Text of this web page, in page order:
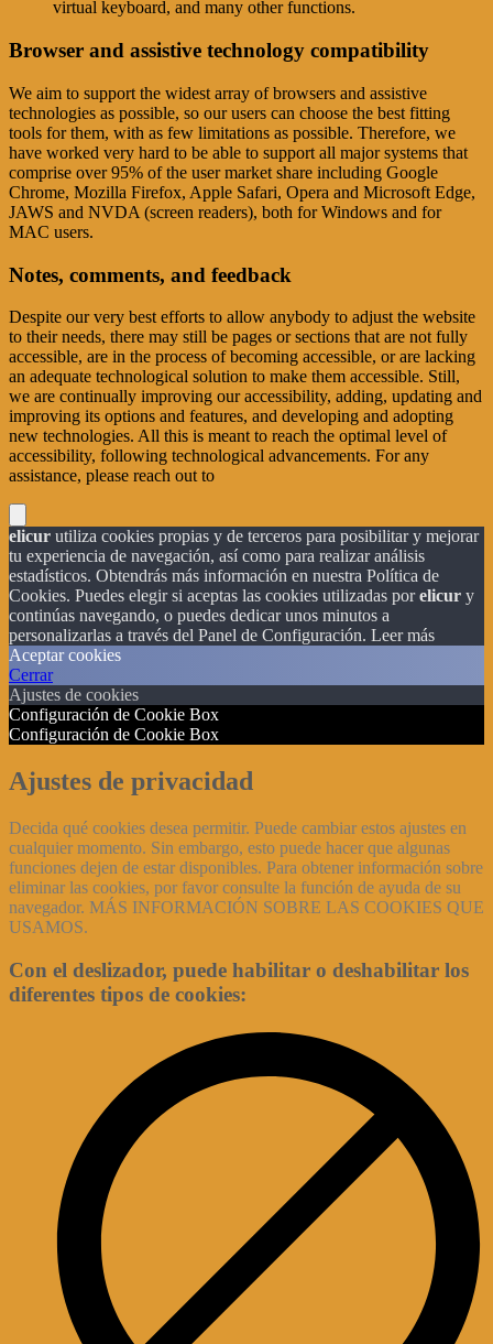
virtual keyboard, and many other functions.
Browser and assistive technology compatibility
We aim to support the widest array of browsers and assistive
technologies as possible, so our users can choose the best fitting
tools for them, with as few limitations as possible. Therefore, we
have worked very hard to be able to support all major systems that
comprise over 95% of the user market share including Google
Chrome, Mozilla Firefox, Apple Safari, Opera and Microsoft Edge,
JAWS and NVDA (screen readers), both for Windows and for
MAC users.
Notes, comments, and feedback
Despite our very best efforts to allow anybody to adjust the website
to their needs, there may still be pages or sections that are not fully
accessible, are in the process of becoming accessible, or are lacking
an adequate technological solution to make them accessible. Still,
we are continually improving our accessibility, adding, updating and
improving its options and features, and developing and adopting
new technologies. All this is meant to reach the optimal level of
accessibility, following technological advancements. For any
assistance, please reach out to
elicur utiliza cookies propias y de terceros para posibilitar y mejorar
tu experiencia de navegación, así como para realizar análisis
estadísticos. Obtendrás más información en nuestra Política de
Cookies. Puedes elegir si aceptas las cookies utilizadas porelicur y
continúas navegando, o puedes dedicar unos minutos a
personalizarlas a través del Panel de Configuración. Leer más
Aceptar cookies
Cerrar
Ajustes de cookies
Configuración de Cookie Box
Configuración de Cookie Box
Ajustes de privacidad
Decida qué cookies desea permitir. Puede cambiar estos ajustes en
cualquier momento. Sin embargo, esto puede hacer que algunas
funciones dejen de estar disponibles. Para obtener información sobre
eliminar las cookies, por favor consulte la función de ayuda de su
navegador. MÁS INFORMACIÓN SOBRE LAS COOKIES QUE
USAMOS.
Con el deslizador, puede habilitar o deshabilitar los
diferentes tipos de cookies: